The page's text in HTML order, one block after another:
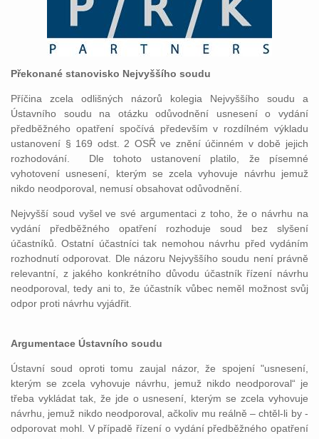
Překonané stanovisko Nejvyššího soudu
Příčina zcela odlišných názorů kolegia Nejvyššího soudu a
Ústavního soudu na otázku odůvodnění usnesení o vydání
předběžného opatření spočívá především v rozdílném výkladu
ustanovení § 169 odst. 2 OSŘ ve znění účinném v době jejich
rozhodování. Dle tohoto ustanovení platilo, že písemné
vyhotovení usnesení, kterým se zcela vyhovuje návrhu jemuž
nikdo neodporoval, nemusí obsahovat odůvodnění.
Nejvyšší soud vyšel ve své argumentaci z toho, že o návrhu na
vydání předběžného opatření rozhoduje soud bez slyšení
účastníků. Ostatní účastníci tak nemohou návrhu před vydáním
rozhodnutí odporovat. Dle názoru Nejvyššího soudu není právně
relevantní, z jakého konkrétního důvodu účastník řízení návrhu
neodporoval, tedy ani to, že účastník vůbec neměl možnost svůj
odpor proti návrhu vyjádřit.
Argumentace Ústavního soudu
Ústavní soud oproti tomu zaujal názor, že spojení "usnesení,
kterým se zcela vyhovuje návrhu, jemuž nikdo neodporoval“ je
třeba vykládat tak, že jde o usnesení, kterým se zcela vyhovuje
návrhu, jemuž nikdo neodporoval, ačkoliv mu reálně – chtěl-li by -
odporovat mohl. V případě řízení o vydání předběžného opatření